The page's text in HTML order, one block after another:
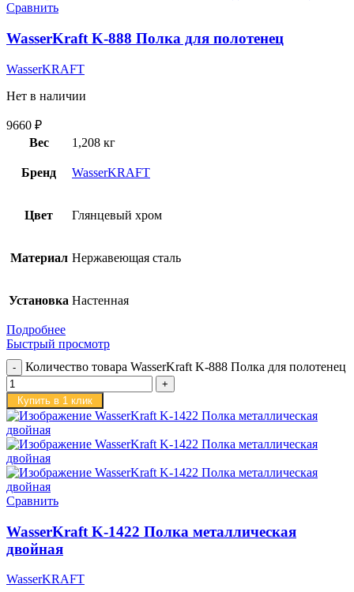
Сравнить
WasserKraft K-888 Полка для полотенец
WasserKRAFT
Нет в наличии
9660 ₽
Вес
1,208 кг
Бренд WasserKRAFT
Цвет Глянцевый хром
Материал Нержавеющая сталь
Установка Настенная
Подробнее
Быстрый просмотр
Количество товара WasserKraft K-888 Полка для полотенец
Купить в 1 клик
Сравнить
WasserKraft K-1422 Полка металлическая
двойная
WasserKRAFT